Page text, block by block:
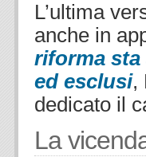
L’ultima
anche in
riforma
ed esclusi,
dedicato il
La